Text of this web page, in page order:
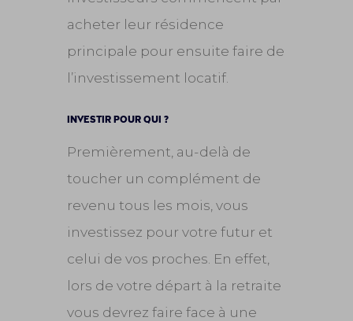
acheter leur résidence
principale pour ensuite faire de
l’investissement locatif.
INVESTIR POUR QUI ?
Premièrement, au-delà de
toucher un complément de
revenu tous les mois, vous
investissez pour votre futur et
celui de vos proches. En effet,
lors de votre départ à la retraite
vous devrez faire face à une